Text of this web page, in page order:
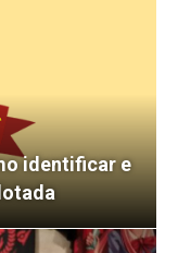
identificar e